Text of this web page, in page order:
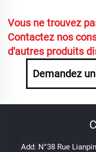
Vous ne trouvez
Contactez nos
d'autres produits
Demandez
Add: N°38 Rue